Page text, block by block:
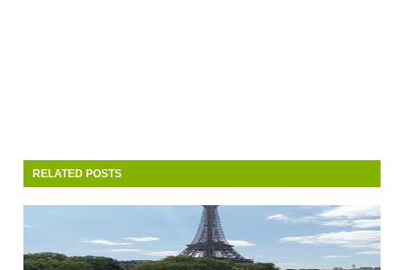
RELATED POSTS